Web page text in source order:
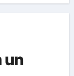
un